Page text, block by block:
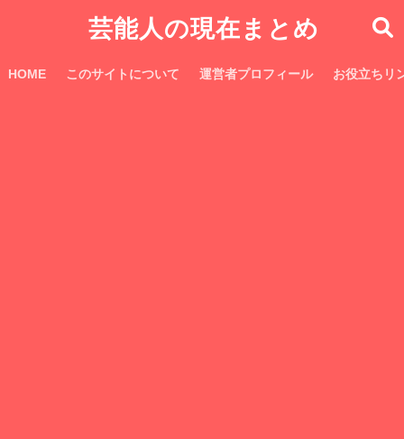
芸能人の現在まとめ
HOME このサイトについて 運営者プロフィール お役立ちリ